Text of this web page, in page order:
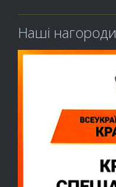
Наші нагороди